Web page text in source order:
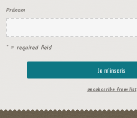
Prénom
* = required field
unsubscribe from list